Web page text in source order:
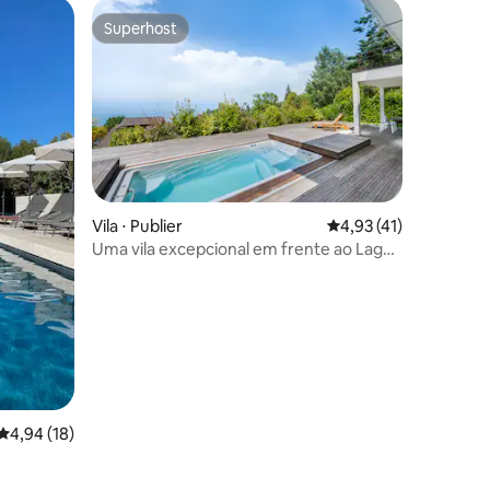
de uma avaliação média de 5, 18 avaliações
4,94 (18)
Superhost
Superhost
Vila ⋅ Publier 4,93 de uma
4,93 (41)
Uma vila excepcional em frente ao Lago